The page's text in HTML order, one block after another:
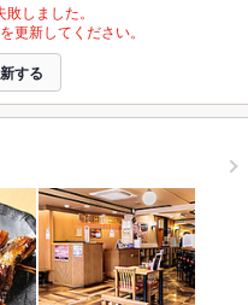
しました。
更新してください。
する